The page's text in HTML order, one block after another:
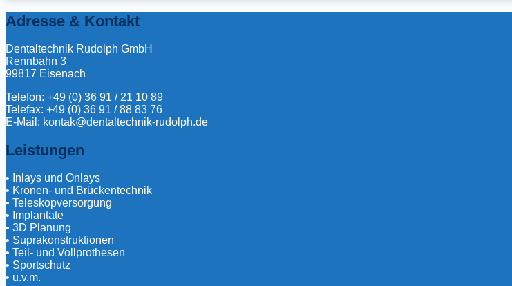
Adresse & Kontakt
Dentaltechnik Rudolph GmbH
Rennbahn 3
99817 Eisenach
Telefon: +49 (0) 36 91 / 21 10 89
Telefax: +49 (0) 36 91 / 88 83 76
E-Mail: kontak@dentaltechnik-rudolph.de
Leistungen
• Inlays und Onlays
• Kronen- und Brückentechnik
• Teleskopversorgung
• Implantate
• 3D Planung
• Suprakonstruktionen
• Teil- und Vollprothesen
• Sportschutz
• u.v.m.